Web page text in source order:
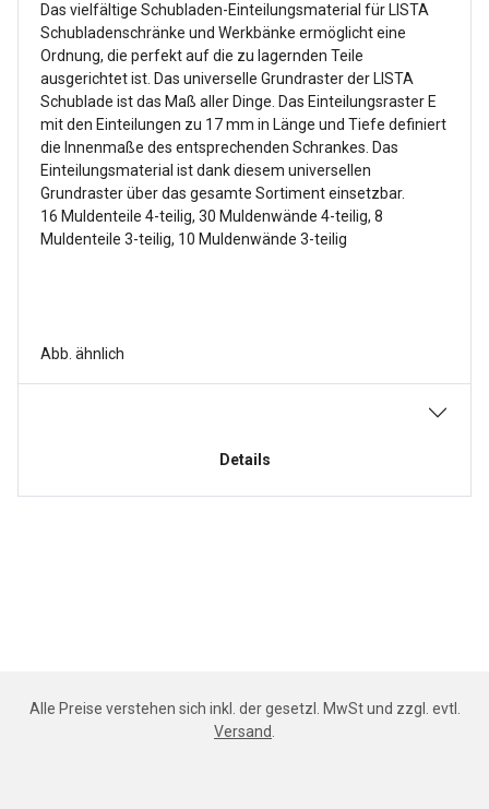
Das vielfältige Schubladen-Einteilungsmaterial für LISTA
Schubladenschränke und Werkbänke ermöglicht eine
Ordnung, die perfekt auf die zu lagernden Teile
ausgerichtet ist. Das universelle Grundraster der LISTA
Schublade ist das Maß aller Dinge. Das Einteilungsraster E
mit den Einteilungen zu 17 mm in Länge und Tiefe definiert
die Innenmaße des entsprechenden Schrankes. Das
Einteilungsmaterial ist dank diesem universellen
Grundraster über das gesamte Sortiment einsetzbar.
16 Muldenteile 4-teilig, 30 Muldenwände 4-teilig, 8
Muldenteile 3-teilig, 10 Muldenwände 3-teilig
Abb. ähnlich
Details
Alle Preise verstehen sich inkl. der gesetzl. MwSt und zzgl. evtl.
Versand